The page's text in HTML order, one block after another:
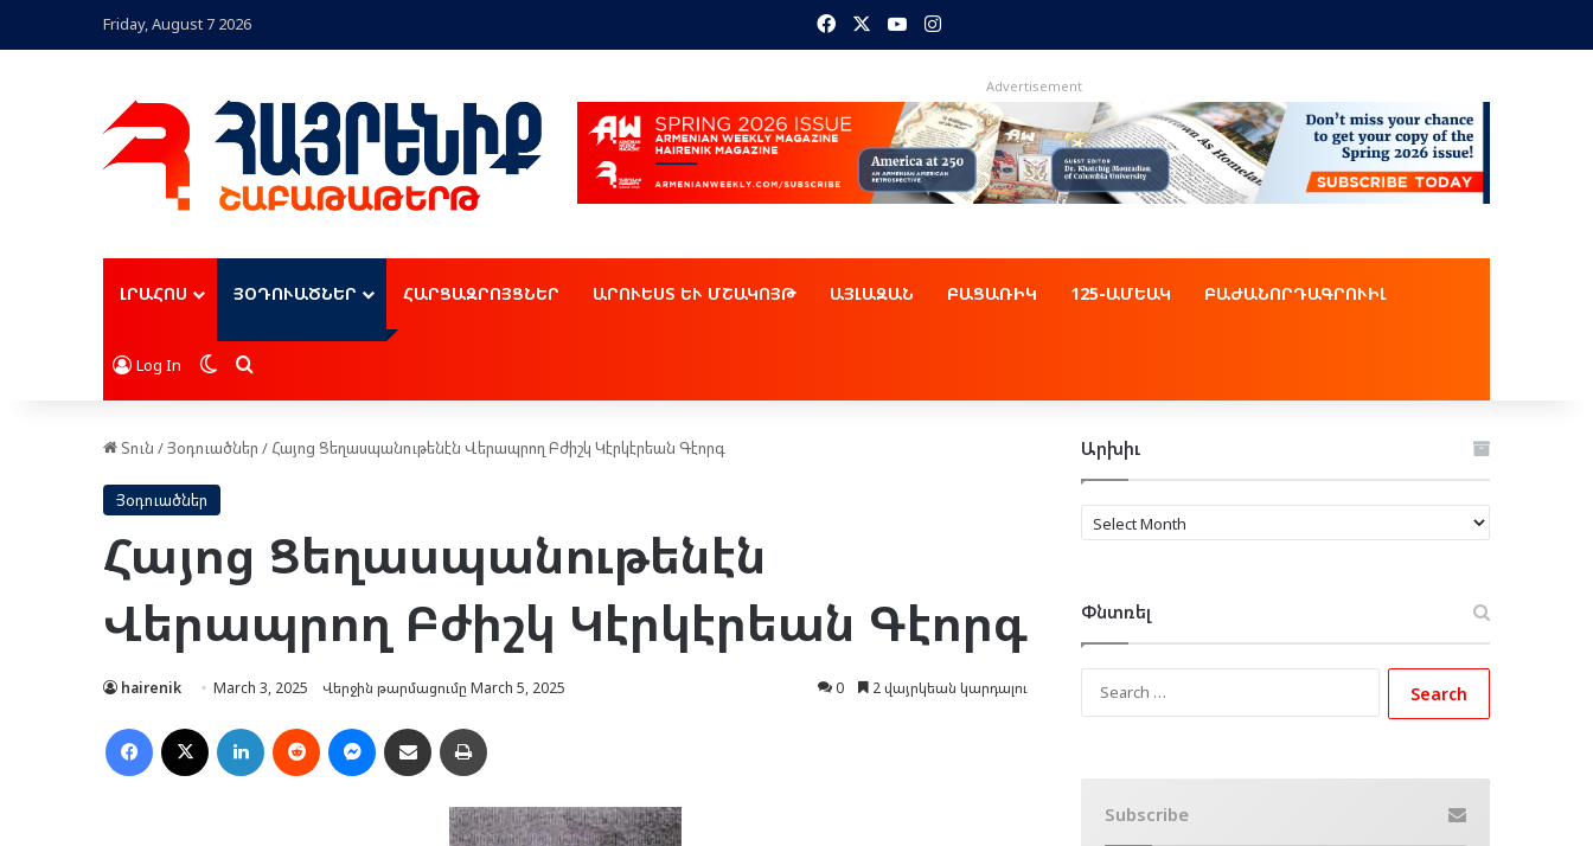
Friday, August 7 2026 FacebookYouTubeInstagram
Advertisement
ԼՐԱՀՈՍ ՅՕԴՈՒԱԾՆԵՐ ՀԱՐՑԱԶՐՈՅՑՆԵՐ ԱՐՈՒԵՍՏ ԵՒ ՄՇԱԿՈՅԹ ԱՅԼԱԶԱՆ ԲԱՑԱՌԻԿ 125-ԱՄԵԱԿ ԲԱԺԱՆՈՐԴԱԳՐՈՒԻԼ
Log In Switch skin
Որոնել
Տուն /Յօդուածներ / Հայոց Ցեղասպանութենէն Վերապրող Բժիշկ Կէրկէրեան Գէորգ
Յօդուածներ
Հայոց Ցեղասպանութենէն
Վերապրող Բժիշկ Կէրկէրեան Գէորգ
hairenik March 3, 2025 Վերջին թարմացումը March 5, 2025 0 2 վայրկեան կարդալու
Facebook LinkedIn Reddit MessengerՈւղարկել նամակ
Արխիւ
Արխիւ
Փնտռել
Subscribe